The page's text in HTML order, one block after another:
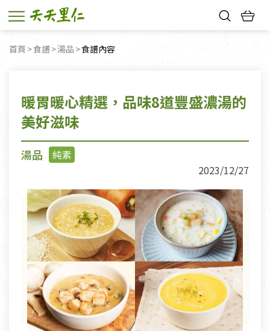
首頁 食譜 湯品 目前頁面：
食譜內容
暖胃暖心精選，品味8道豐盛濃湯的
美好滋味
湯品
純素
2023/12/27